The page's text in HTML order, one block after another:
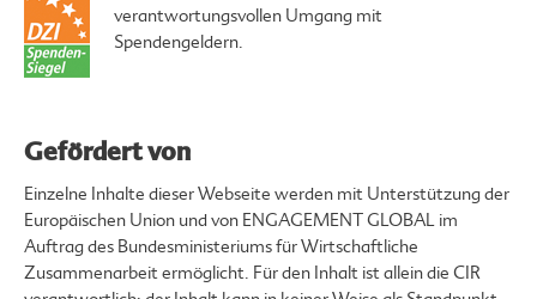
verantwortungsvollen Umgang mit
Spendengeldern.
Gefördert von
Einzelne Inhalte dieser Webseite werden mit Unterstützung der
Europäischen Union und von ENGAGEMENT GLOBAL im
Auftrag des Bundesministeriums für Wirtschaftliche
Zusammenarbeit ermöglicht. Für den Inhalt ist allein die CIR